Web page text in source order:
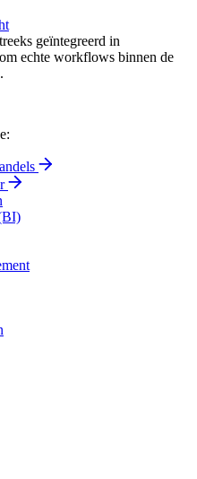
geïntegreerd in
echte workflows binnen de